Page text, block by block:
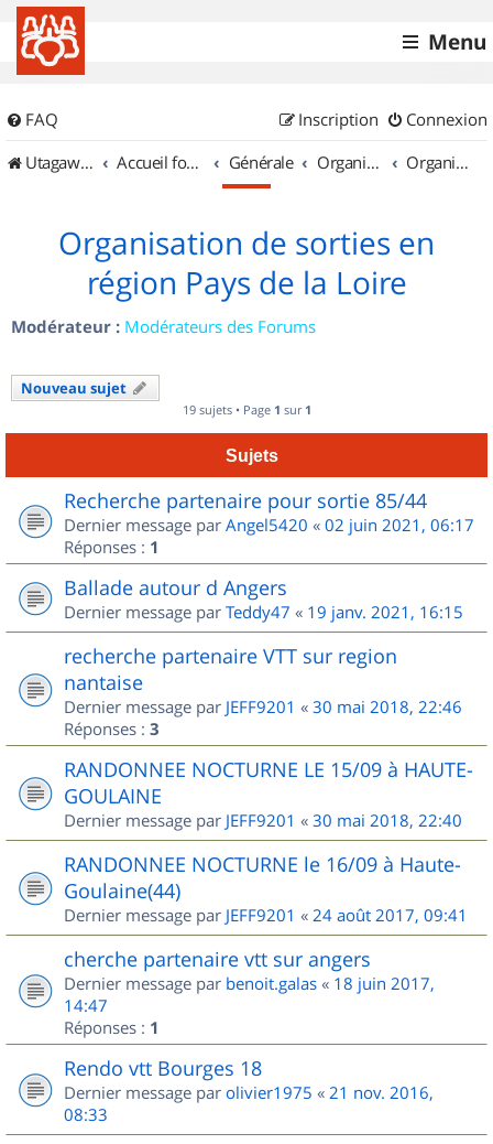
Menu
FAQ Connexion
Inscription
UtagawaVTT (Randos VTT et VTTAE avec traces GPS)
Accueil forum Générale Organisation de sorties & Recherche de partenaires Organisation de sorties en région Pays de la Loire
Organisation de sorties en
région Pays de la Loire
Modérateur : Modérateurs des Forums
Nouveau sujet
19 sujets • Page 1 sur 1
Sujets
Recherche partenaire pour sortie 85/44
Dernier message par Angel5420 « 02 juin 2021, 06:17
Réponses : 1
Ballade autour d Angers
Dernier message par Teddy47 « 19 janv. 2021, 16:15
recherche partenaire VTT sur region
nantaise
Dernier message par JEFF9201 « 30 mai 2018, 22:46
Réponses : 3
RANDONNEE NOCTURNE LE 15/09 à HAUTE-
GOULAINE
Dernier message par JEFF9201 « 30 mai 2018, 22:40
RANDONNEE NOCTURNE le 16/09 à Haute-
Goulaine(44)
Dernier message par JEFF9201 « 24 août 2017, 09:41
cherche partenaire vtt sur angers
Dernier message par benoit.galas « 18 juin 2017,
14:47
Réponses : 1
Rendo vtt Bourges 18
Dernier message par olivier1975 « 21 nov. 2016,
08:33